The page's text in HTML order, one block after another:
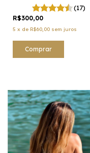
(17)
R$300,00
5 x de R$60,00 sem juros
Comprar